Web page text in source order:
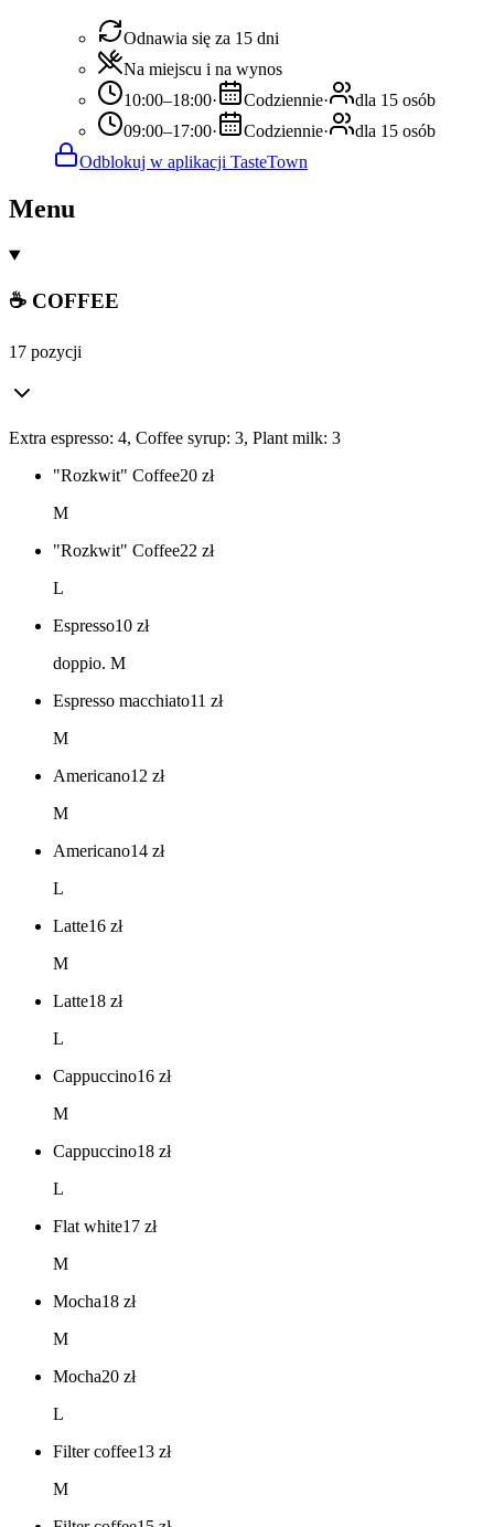
Odnawia się za 15 dni
Na miejscu i na wynos
10:00–18:00· Codziennie·
dla 15 osób
09:00–17:00· Codziennie·
dla 15 osób
Odblokuj w aplikacji TasteTown
Menu
☕ COFFEE
17 pozycji
Extra espresso: 4, Coffee syrup: 3, Plant milk: 3
"Rozkwit" Coffee20 zł
M
"Rozkwit" Coffee22 zł
L
Espresso10 zł
doppio. M
Espresso macchiato11 zł
M
Americano12 zł
M
Americano14 zł
L
Latte16 zł
M
Latte18 zł
L
Cappuccino16 zł
M
Cappuccino18 zł
L
Flat white17 zł
M
Mocha18 zł
M
Mocha20 zł
L
Filter coffee13 zł
M